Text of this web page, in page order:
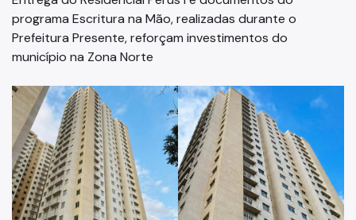
Regularização Fundiária
Urbanização de Favelas
PPP
Legislações
Notícias
Imprensa
programa Escritura na Mão, realizadas durante o
Prefeitura Presente, reforçam investimentos do
município na Zona Norte